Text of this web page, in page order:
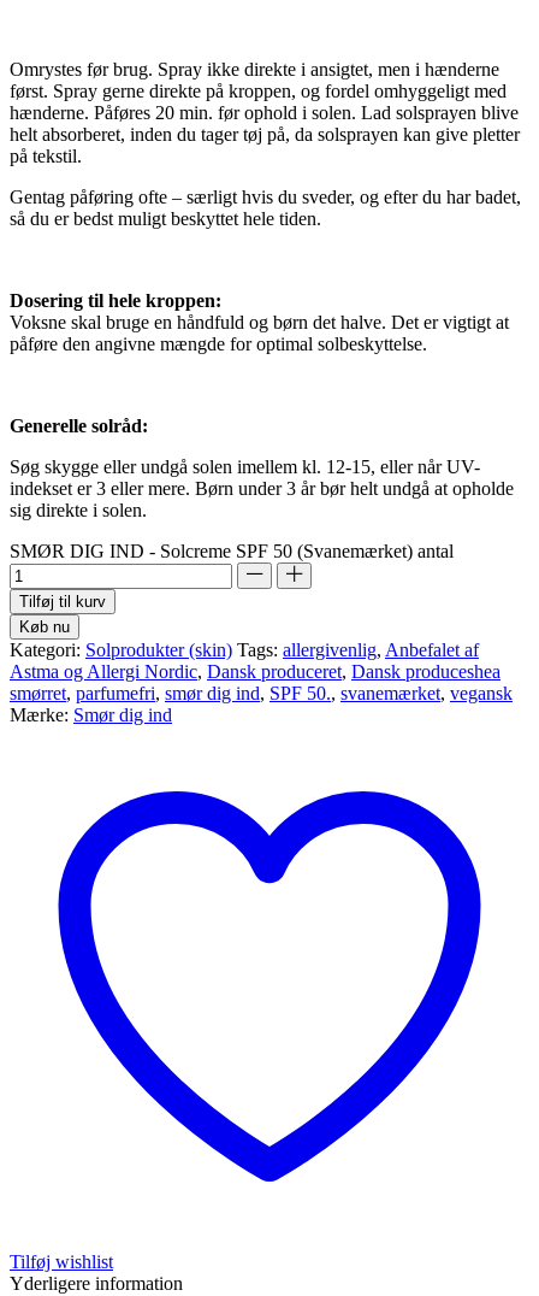
Omrystes før brug. Spray ikke direkte i ansigtet, men i hænderne
først. Spray gerne direkte på kroppen, og fordel omhyggeligt med
hænderne. Påføres 20 min. før ophold i solen. Lad solsprayen blive
helt absorberet, inden du tager tøj på, da solsprayen kan give pletter
på tekstil.
Gentag påføring ofte – særligt hvis du sveder, og efter du har badet,
så du er bedst muligt beskyttet hele tiden.
Dosering til hele kroppen:
Voksne skal bruge en håndfuld og børn det halve. Det er vigtigt at
påføre den angivne mængde for optimal solbeskyttelse.
Generelle solråd:
Søg skygge eller undgå solen imellem kl. 12-15, eller når UV-
indekset er 3 eller mere. Børn under 3 år bør helt undgå at opholde
sig direkte i solen.
SMØR DIG IND - Solcreme SPF 50 (Svanemærket) antal
Tilføj til kurv
Køb nu
Kategori: Solprodukter (skin) Tags: allergivenlig, Anbefalet af
Astma og Allergi Nordic, Dansk produceret, Dansk produceshea
smørret, parfumefri, smør dig ind, SPF 50., svanemærket, vegansk
Mærke: Smør dig ind
Tilføj wishlist
Yderligere information